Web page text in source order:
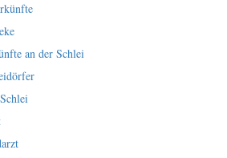
an der Schlei